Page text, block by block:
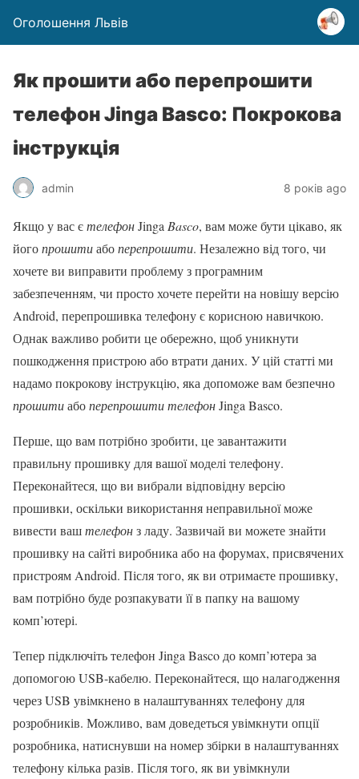
Оголошення Львів
Як прошити або перепрошити
телефон Jinga Basco: Покрокова
інструкція
admin 8 років ago
Якщо у вас єтелефонJinga Basco, вам може бути цікаво, як
йогопрошитиабоперепрошити. Незалежно від того, чи
хочете ви виправити проблему з програмним
забезпеченням, чи просто хочете перейти на новішу версію
Android, перепрошивка телефону є корисною навичкою.
Однак важливо робити це обережно, щоб уникнути
пошкодження пристрою або втрати даних. У цій статті ми
надамо покрокову інструкцію, яка допоможе вам безпечно
прошитиабоперепрошити телефонJinga Basco.
Перше, що вам потрібно зробити, це завантажити
правильну прошивку для вашої моделі телефону.
Переконайтеся, що ви вибрали відповідну версію
прошивки, оскільки використання неправильної може
вивести ваштелефонз ладу. Зазвичай ви можете знайти
прошивку на сайті виробника або на форумах, присвячених
пристроям Android. Після того, як ви отримаєте прошивку,
вам потрібно буде розпакувати її в папку на вашому
комп’ютері.
Тепер підключіть телефон Jinga Basco до комп’ютера за
допомогою USB-кабелю. Переконайтеся, що налагодження
через USB увімкнено в налаштуваннях телефону для
розробників. Можливо, вам доведеться увімкнути опції
розробника, натиснувши на номер збірки в налаштуваннях
телефону кілька разів. Після того, як ви увімкнули